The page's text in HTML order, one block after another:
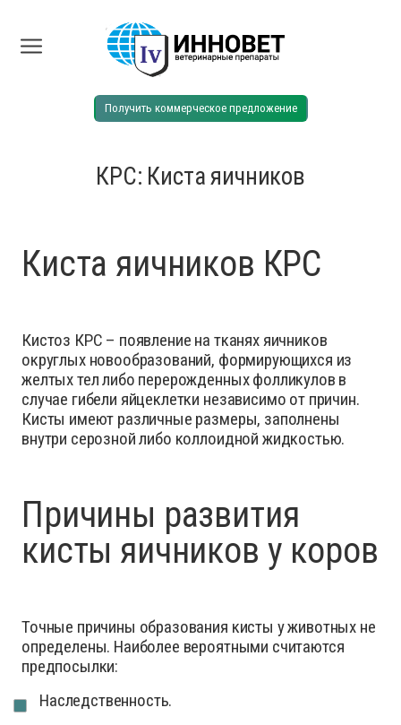
Получить коммерческое предложение
КРС: Киста яичников
Киста яичников КРС
Кистоз КРС – появление на тканях яичников
округлых новообразований, формирующихся из
желтых тел либо перерожденных фолликулов в
случае гибели яйцеклетки независимо от причин.
Кисты имеют различные размеры, заполнены
внутри серозной либо коллоидной жидкостью.
Причины развития
кисты яичников у коров
Точные причины образования кисты у животных не
определены. Наиболее вероятными считаются
предпосылки:
Наследственность.